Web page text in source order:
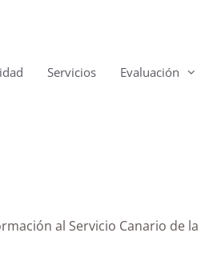
Servicios Evaluación
al Servicio Canario de